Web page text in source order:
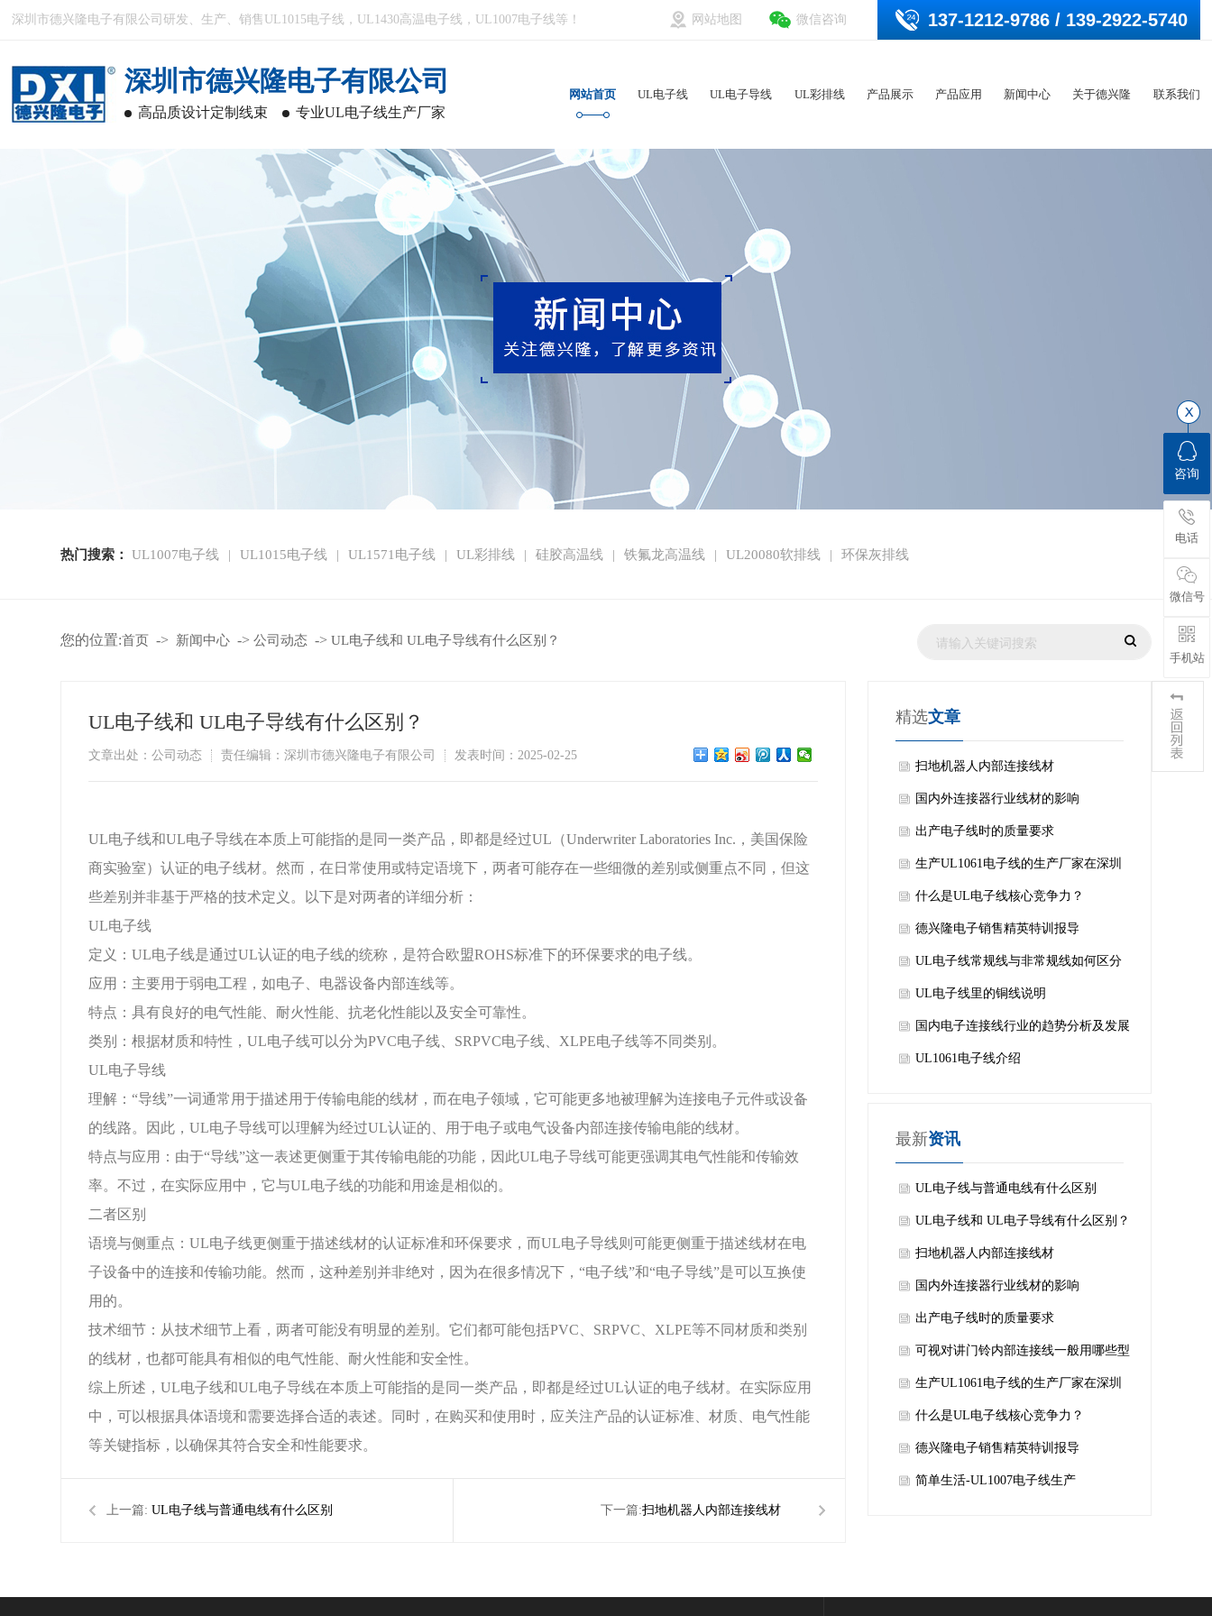
深圳市德兴隆电子有限公司研发、生产、销售UL1015电子线，UL1430高温电子线，UL1007电子线等！ 137-1212-9786 / 139-2922-5740
微信咨询
网站地图
深圳市德兴隆电子有限公司
高品质设计定制线束 专业UL电子线生产厂家
网站首页 UL电子线 UL电子导线 UL彩排线 产品展示 产品应用 新闻中心 关于德兴隆 联系我们
热门搜索： UL1007电子线 UL1015电子线 UL1571电子线 UL彩排线 硅胶高温线 铁氟龙高温线 UL20080软排线 环保灰排线
您的位置:首页 -> 新闻中心 ->公司动态 ->UL电子线和 UL电子导线有什么区别？
UL电子线和 UL电子导线有什么区别？
文章出处：公司动态 责任编辑：深圳市德兴隆电子有限公司 发表时间：2025-02-25
UL电子线和UL电子导线在本质上可能指的是同一类产品，即都是经过UL（Underwriter Laboratories Inc.，美国保险
商实验室）认证的电子线材。然而，在日常使用或特定语境下，两者可能存在一些细微的差别或侧重点不同，但这
些差别并非基于严格的技术定义。以下是对两者的详细分析：
UL电子线
定义：UL电子线是通过UL认证的电子线的统称，是符合欧盟ROHS标准下的环保要求的电子线。
应用：主要用于弱电工程，如电子、电器设备内部连线等。
特点：具有良好的电气性能、耐火性能、抗老化性能以及安全可靠性。
类别：根据材质和特性，UL电子线可以分为PVC电子线、SRPVC电子线、XLPE电子线等不同类别。
UL电子导线
理解：“导线”一词通常用于描述用于传输电能的线材，而在电子领域，它可能更多地被理解为连接电子元件或设备
的线路。因此，UL电子导线可以理解为经过UL认证的、用于电子或电气设备内部连接传输电能的线材。
特点与应用：由于“导线”这一表述更侧重于其传输电能的功能，因此UL电子导线可能更强调其电气性能和传输效
率。不过，在实际应用中，它与UL电子线的功能和用途是相似的。
二者区别
语境与侧重点：UL电子线更侧重于描述线材的认证标准和环保要求，而UL电子导线则可能更侧重于描述线材在电
子设备中的连接和传输功能。然而，这种差别并非绝对，因为在很多情况下，“电子线”和“电子导线”是可以互换使
用的。
技术细节：从技术细节上看，两者可能没有明显的差别。它们都可能包括PVC、SRPVC、XLPE等不同材质和类别
的线材，也都可能具有相似的电气性能、耐火性能和安全性。
综上所述，UL电子线和UL电子导线在本质上可能指的是同一类产品，即都是经过UL认证的电子线材。在实际应用
中，可以根据具体语境和需要选择合适的表述。同时，在购买和使用时，应关注产品的认证标准、材质、电气性能
等关键指标，以确保其符合安全和性能要求。
上一篇:UL电子线与普通电线有什么区别 下一篇:​扫地机器人内部连接线材
精选文章
​扫地机器人内部连接线材
​国内外连接器行业线材的影响
​出产电子线时的质量要求
生产UL1061电子线的生产厂家在深圳
什么是UL电子线核心竞争力？
德兴隆电子销售精英特训报导
UL电子线常规线与非常规线如何区分
UL电子线里的铜线说明
国内电子连接线行业的趋势分析及发展
势态
UL1061电子线介绍
最新资讯
UL电子线与普通电线有什么区别
UL电子线和 UL电子导线有什么区别？
​扫地机器人内部连接线材
​国内外连接器行业线材的影响
​出产电子线时的质量要求
可视对讲门铃内部连接线一般用哪些型
号的线材
生产UL1061电子线的生产厂家在深圳
什么是UL电子线核心竞争力？
德兴隆电子销售精英特训报导
简单生活-UL1007电子线生产
咨询
电话
微信号
手机站